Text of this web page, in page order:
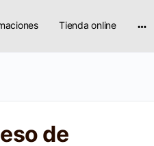
Tienda online
de